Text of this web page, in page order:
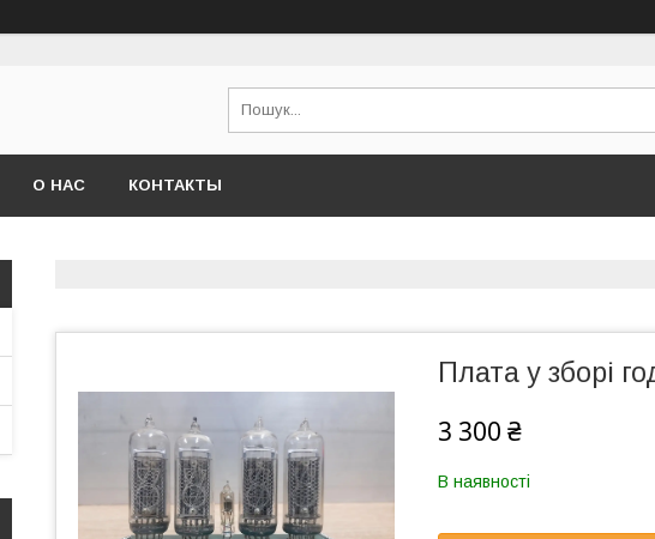
О НАС КОНТАКТЫ
Плата у зборі
3 300 ₴
В наявності